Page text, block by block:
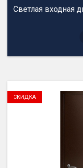
Светлая входная